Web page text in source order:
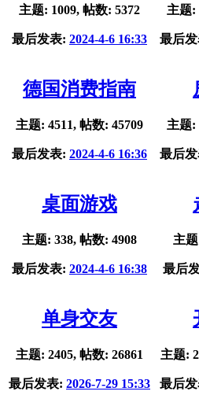
主题: 1009, 帖数: 5372
最后发表: 2024-4-6 16:33
主题:
最后
德国消费指南
主题: 4511, 帖数: 45709
最后发表: 2024-4-6 16:36
主题:
最后
桌面游戏
主题: 338, 帖数: 4908
最后发表: 2024-4-6 16:38
主
最后
单身交友
主题: 2405, 帖数: 26861
最后发表: 2026-7-29 15:33
主题:
最后